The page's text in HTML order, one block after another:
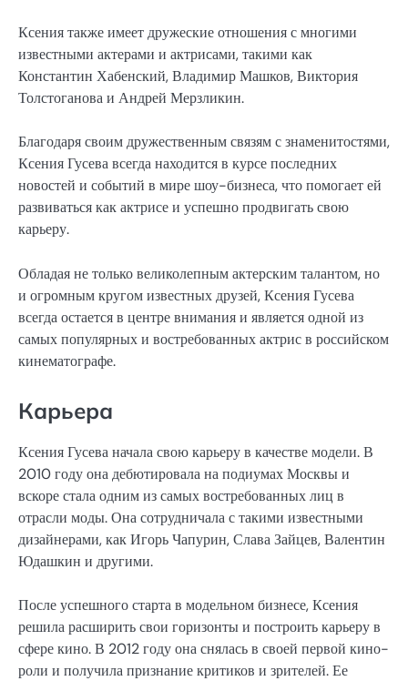
Ксения также имеет дружеские отношения с многими
известными актерами и актрисами, такими как
Константин Хабенский, Владимир Машков, Виктория
Толстоганова и Андрей Мерзликин.
Благодаря своим дружественным связям с знаменитостями,
Ксения Гусева всегда находится в курсе последних
новостей и событий в мире шоу-бизнеса, что помогает ей
развиваться как актрисе и успешно продвигать свою
карьеру.
Обладая не только великолепным актерским талантом, но
и огромным кругом известных друзей, Ксения Гусева
всегда остается в центре внимания и является одной из
самых популярных и востребованных актрис в российском
кинематографе.
Карьера
Ксения Гусева начала свою карьеру в качестве модели. В
2010 году она дебютировала на подиумах Москвы и
вскоре стала одним из самых востребованных лиц в
отрасли моды. Она сотрудничала с такими известными
дизайнерами, как Игорь Чапурин, Слава Зайцев, Валентин
Юдашкин и другими.
После успешного старта в модельном бизнесе, Ксения
решила расширить свои горизонты и построить карьеру в
сфере кино. В 2012 году она снялась в своей первой кино-
роли и получила признание критиков и зрителей. Ее